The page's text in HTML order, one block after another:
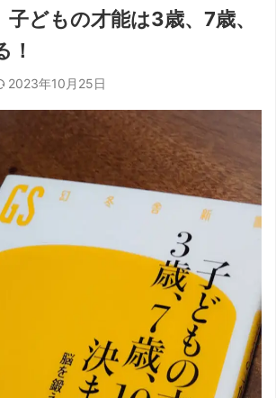
子どもの才能は3歳、7歳、
！
2023年10月25日